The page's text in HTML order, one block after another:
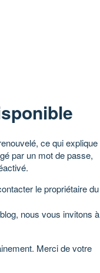
ce qui explique
par un mot de passe,
le propriétaire du
nous vous invitons à
Merci de votre